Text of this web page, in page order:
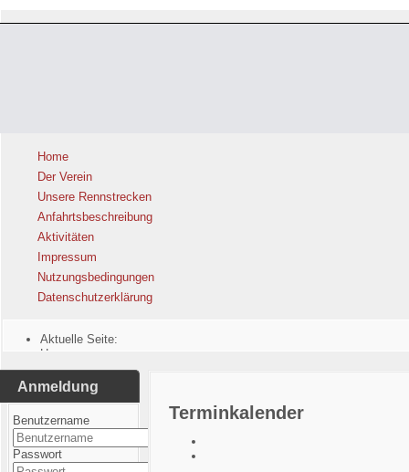
Home
Der Verein
Unsere Rennstrecken
Anfahrtsbeschreibung
Aktivitäten
Impressum
Nutzungsbedingungen
Datenschutzerklärung
Aktuelle Seite:
Home
Anmeldung
Benutzername
Passwort
Terminkalender